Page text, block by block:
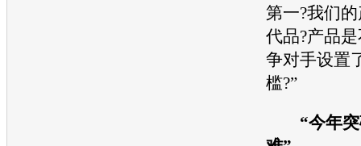
第一?我们
代品?产品
争对手设置
槛?”
“今年突